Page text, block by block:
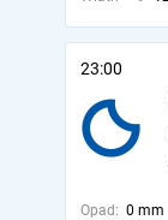
23:00
Opad: 0 mm